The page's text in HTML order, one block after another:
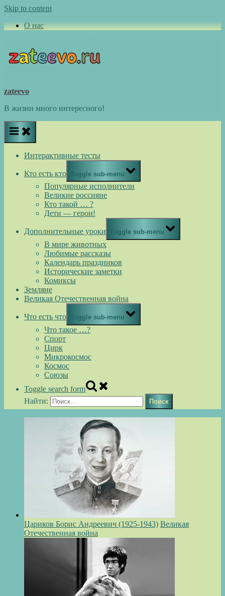
Skip to content
О нас
zateevo
В жизни много интересного!
Интерактивные тесты
Кто есть кто Toggle sub-menu
Популярные исполнители
Великие россияне
Кто такой … ?
Дети — герои!
Дополнительные уроки Toggle sub-menu
В мире животных
Любимые рассказы
Календарь праздников
Исторические заметки
Комиксы
Земляне
Великая Отечественная война
Что есть что Toggle sub-menu
Что такое …?
Спорт
Цирк
Микрокосмос
Космос
Союзы
Toggle search form
Найти:
Цариков Борис Андреевич (1925-1943) Великая
Отечественная война